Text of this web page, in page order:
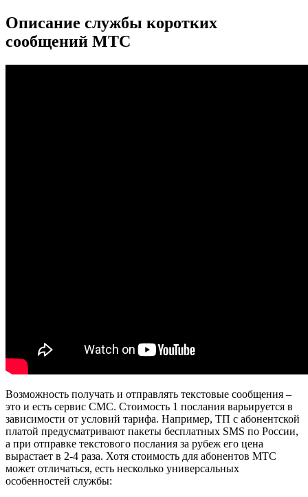
Описание службы коротких
сообщений МТС
Возможность получать и отправлять текстовые сообщения –
это и есть сервис СМС. Стоимость 1 послания варьируется в
зависимости от условий тарифа. Например, ТП с абонентской
платой предусматривают пакеты бесплатных SMS по России,
а при отправке текстового послания за рубеж его цена
вырастает в 2-4 раза. Хотя стоимость для абонентов МТС
может отличаться, есть несколько универсальных
особенностей службы: